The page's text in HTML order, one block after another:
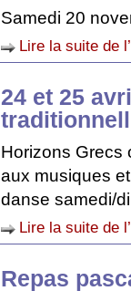
Samedi 20
Lire la suite de
24 et 25
Horizons Grecs
aux musiques
danse samedi/
Lire la suite de
Repas